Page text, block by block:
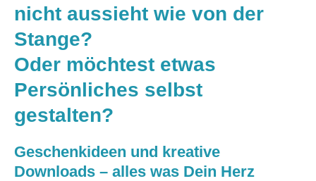
nicht aussieht wie von der
Stange?
Oder möchtest etwas
Persönliches selbst
gestalten?
Geschenkideen und kreative
Downloads – alles was Dein Herz